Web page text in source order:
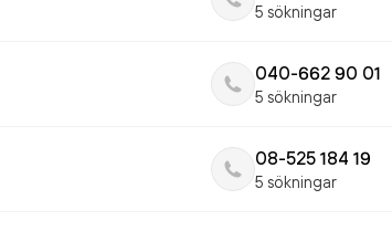
5 sökningar
040-662 90 01
5 sökningar
08-525 184 19
5 sökningar